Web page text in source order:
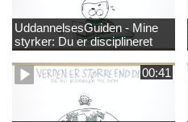
UddannelsesGuiden - Mine
styrker: Du er disciplineret
00:41